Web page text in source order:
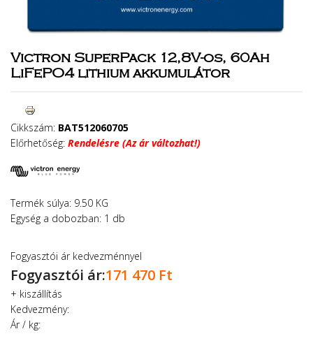
Victron SuperPack 12,8V-os, 60Ah
LiFePO4 lithium akkumulátor
Cikkszám: BAT512060705
Előrhetőség: Rendelésre (Az ár változhat!)
Termék súlya: 9.50 KG
Egység a dobozban: 1 db
Fogyasztói ár kedvezménnyel
Fogyasztói ár:171 470 Ft
+ kiszállítás
Kedvezmény:
Ár / kg: